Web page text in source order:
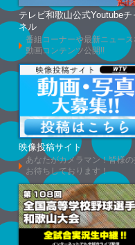
テレビ和歌山公式Youtubeチ
ネル
番組コーナーや最新ニュー
動画コンテンツ公開!!
映像投稿サイト
あなたがカメラマン！皆様
お待ちしております！